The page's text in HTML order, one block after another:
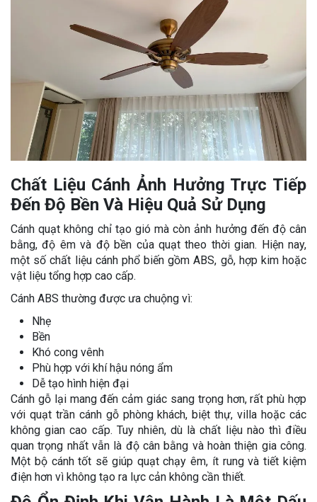
Chất Liệu Cánh Ảnh Hưởng Trực Tiếp
Đến Độ Bền Và Hiệu Quả Sử Dụng
Cánh quạt không chỉ tạo gió mà còn ảnh hưởng đến độ cân
bằng, độ êm và độ bền của quạt theo thời gian. Hiện nay,
một số chất liệu cánh phổ biến gồm ABS, gỗ, hợp kim hoặc
vật liệu tổng hợp cao cấp.
Cánh ABS thường được ưa chuộng vì:
Nhẹ
Bền
Khó cong vênh
Phù hợp với khí hậu nóng ẩm
Dễ tạo hình hiện đại
Cánh gỗ lại mang đến cảm giác sang trọng hơn, rất phù hợp
với quạt trần cánh gỗ phòng khách, biệt thự, villa hoặc các
không gian cao cấp. Tuy nhiên, dù là chất liệu nào thì điều
quan trọng nhất vẫn là độ cân bằng và hoàn thiện gia công.
Một bộ cánh tốt sẽ giúp quạt chạy êm, ít rung và tiết kiệm
điện hơn vì không tạo ra lực cản không cần thiết.